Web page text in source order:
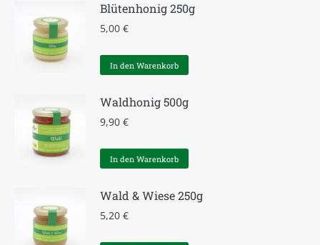
Blütenhonig 250g
5,00 €
In den Warenkorb
Waldhonig 500g
9,90 €
In den Warenkorb
Wald & Wiese 250g
5,20 €